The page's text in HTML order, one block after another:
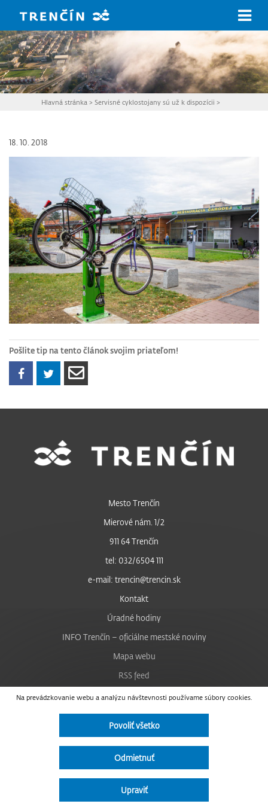
Hlavná stránka > Servisné cyklostojany sú už k dispozícii >
18. 10. 2018
Pošlite tip na tento článok svojim priateľom!
Na prevádzkovanie webu a analýzu návštevnosti používame súbory cookies.
Povoliť všetko
Odmietnuť
Upraviť
Mesto Trenčín
Mierové nám. 1/2
911 64 Trenčín
tel: 032/6504 111
e-mail: trencin@trencin.sk
Kontakt
Úradné hodiny
INFO Trenčín – oficiálne mestské noviny
Mapa webu
RSS feed
Nastavenie cookies
Facebook
Instagram
Vyhlásenie o prístupnosti